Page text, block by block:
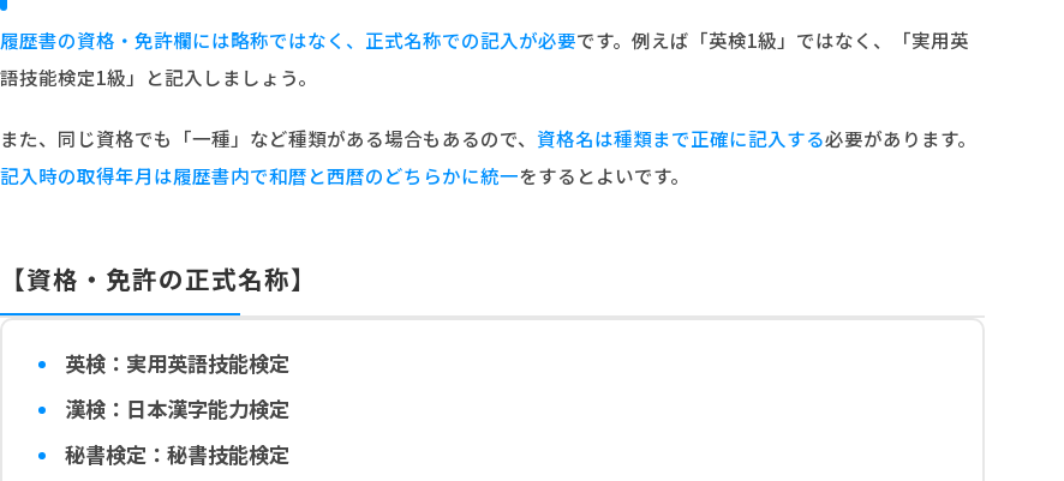
履歴書の資格・免許欄には略称ではなく、正式名称での記入が必要です。例えば「英検1級」ではなく、「実用英
語技能検定1級」と記入しましょう。
また、同じ資格でも「一種」など種類がある場合もあるので、 資格名は種類まで正確に記入する必要があります。
記入時の取得年月は履歴書内で和暦と西暦のどちらかに統一をするとよいです。
【資格・免許の正式名称】
英検：実用英語技能検定
漢検：日本漢字能力検定
秘書検定：秘書技能検定